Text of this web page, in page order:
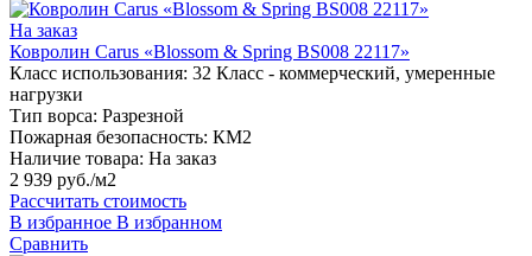
На заказ
Ковролин Carus «Blossom & Spring BS008 22117»
Класс использования: 32 Класс - коммерческий, умеренные
нагрузки
Тип ворса: Разрезной
Пожарная безопасность: КМ2
Наличие товара: На заказ
2 939 руб./м2
Рассчитать стоимость
В избранное В избранном
Сравнить